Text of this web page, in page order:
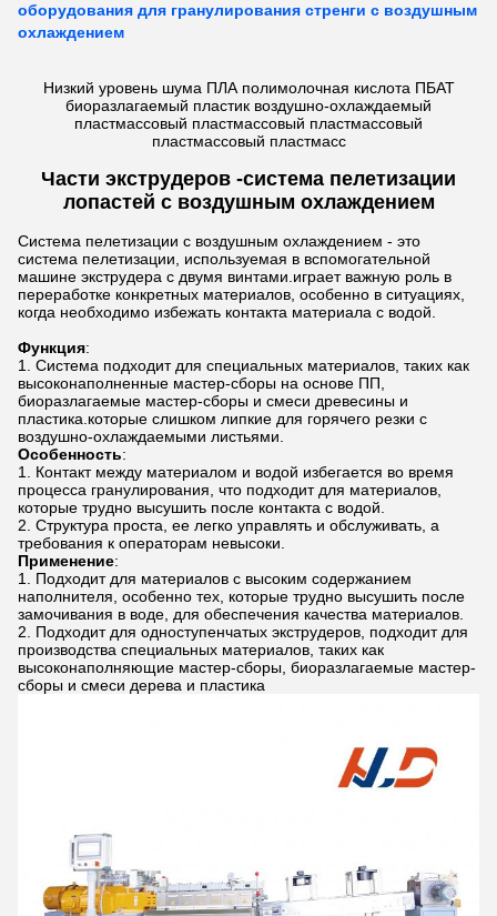
оборудования для гранулирования стренги с воздушным
охлаждением
Низкий уровень шума ПЛА полимолочная кислота ПБАТ
биоразлагаемый пластик воздушно-охлаждаемый
пластмассовый пластмассовый пластмассовый
пластмассовый пластмасс
Части экструдеров -система пелетизации
лопастей с воздушным охлаждением
Система пелетизации с воздушным охлаждением - это
система пелетизации, используемая в вспомогательной
машине экструдера с двумя винтами.играет важную роль в
переработке конкретных материалов, особенно в ситуациях,
когда необходимо избежать контакта материала с водой.
Функция:
Система подходит для специальных материалов, таких как
высоконаполненные мастер-сборы на основе ПП,
биоразлагаемые мастер-сборы и смеси древесины и
пластика.которые слишком липкие для горячего резки с
воздушно-охлаждаемыми листьями.
Особенность:
Контакт между материалом и водой избегается во время
процесса гранулирования, что подходит для материалов,
которые трудно высушить после контакта с водой.
Структура проста, ее легко управлять и обслуживать, а
требования к операторам невысоки.
Применение:
Подходит для материалов с высоким содержанием
наполнителя, особенно тех, которые трудно высушить после
замочивания в воде, для обеспечения качества материалов.
Подходит для одноступенчатых экструдеров, подходит для
производства специальных материалов, таких как
высоконаполняющие мастер-сборы, биоразлагаемые мастер-
сборы и смеси дерева и пластика